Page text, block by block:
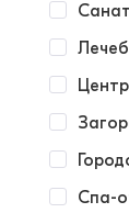
Спа-